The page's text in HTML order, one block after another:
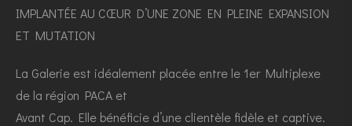
IMPLANTÉE AU CŒUR D’UNE ZONE EN PLEINE EXPANSION
ET MUTATION
La Galerie est idéalement placée entre le 1er Multiplexe
de la région PACA et
Avant Cap. Elle bénéficie d’une clientèle fidèle et captive.